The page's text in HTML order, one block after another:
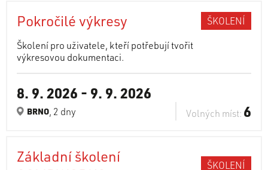
Pokročilé výkresy
ŠKOLENÍ
Školení pro uživatele, kteří potřebují tvořit
výkresovou dokumentaci.
8. 9. 2026 - 9. 9. 2026
BRNO, 2 dny Volných míst: 6
Základní školení
ŠKOLENÍ